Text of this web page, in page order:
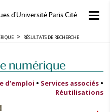
d'Université Paris Cité
RÉSULTATS DE RECHERCHE
numérique
d’emploi • Services associés •
Réutilisations